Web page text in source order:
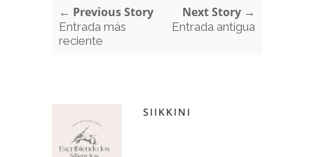
← Previous Story
Entrada más
reciente
Next Story →
Entrada antigua
SIIKKINI